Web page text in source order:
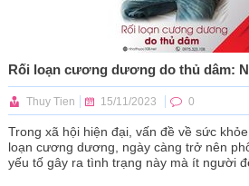
Thuy Tien 15/11/2023 0
Trong xã hội hiện đại, vấn đề về sức
loạn cương dương, ngày càng trở nên
yếu tố gây ra tình trạng này mà ít người